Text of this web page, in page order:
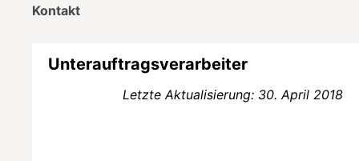
Kontakt
Unterauftragsverarbeiter
Letzte Aktualisierung: 30. April 2018